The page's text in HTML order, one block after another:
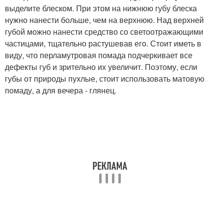
выделите блеском. При этом на нижнюю губу блеска
нужно нанести больше, чем на верхнюю. Над верхней
губой можно нанести средство со светоотражающими
частицами, тщательно растушевав его. Стоит иметь в
виду, что перламутровая помада подчеркивает все
дефекты губ и зрительно их увеличит. Поэтому, если
губы от природы пухлые, стоит использовать матовую
помаду, а для вечера - глянец.